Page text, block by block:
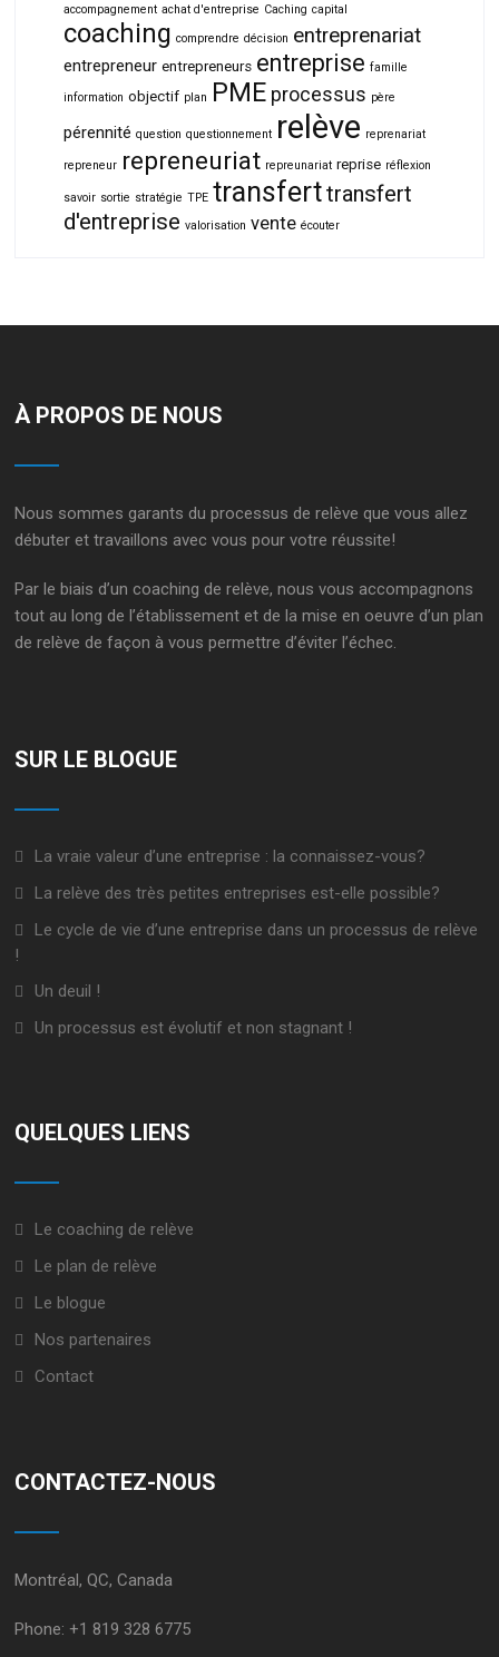
accompagnement achat d'entreprise Caching capital
coaching comprendre décision entreprenariat
entrepreneur entrepreneurs entreprise famille
information objectif plan PME processus père
pérennité question questionnement relève reprenariat
repreneur repreneuriat repreunariat reprise réflexion
savoir sortie stratégie TPE transferttransfert
d'entreprise valorisation vente écouter
À PROPOS DE NOUS
Nous sommes garants du processus de relève que vous allez
débuter et travaillons avec vous pour votre réussite!
Par le biais d’un coaching de relève, nous vous accompagnons
tout au long de l’établissement et de la mise en oeuvre d’unplan
de relève de façon à vous permettre d’éviter l’échec.
SUR LE BLOGUE
La vraie valeur d’une entreprise : la connaissez-vous?
La relève des très petites entreprises est-elle possible?
Le cycle de vie d’une entreprise dans un processus de relève
!
Un deuil !
Un processus est évolutif et non stagnant !
QUELQUES LIENS
Le coaching de relève
Le plan de relève
Le blogue
Nos partenaires
Contact
CONTACTEZ-NOUS
Montréal, QC, Canada
Phone: +1 819 328 6775